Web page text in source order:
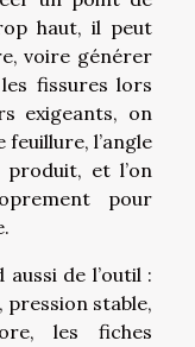
haut, il peut
voire générer
fissures lors
exigeants, on
feuillure, l’angle
produit, et l’on
pour
de l’outil :
pression stable,
les fiches